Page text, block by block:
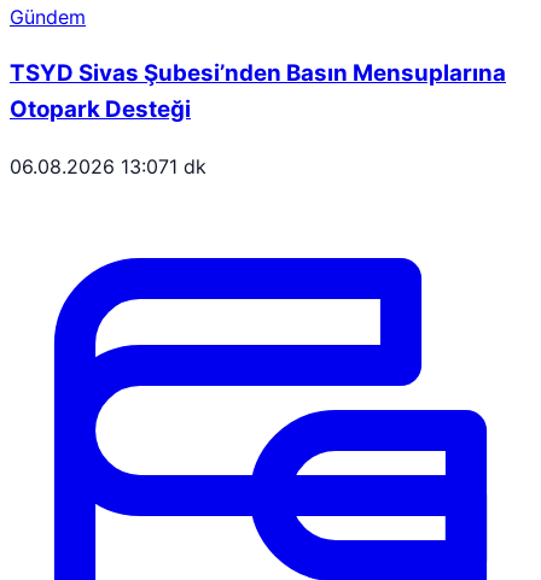
Gündem
TSYD Sivas Şubesi’nden Basın Mensuplarına
Otopark Desteği
06.08.2026 13:071 dk